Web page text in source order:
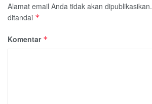
Alamat email Anda tidak akan dipublikasikan.
ditandai *
Komentar *